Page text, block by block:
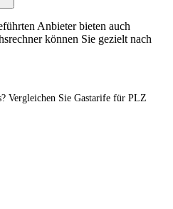
Anbieter bieten auch
können Sie gezielt nach
Vergleichen Sie Gastarife für PLZ